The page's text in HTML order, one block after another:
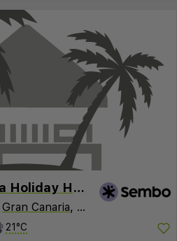
LIVVO Monte Carrera Holiday Homes
Gran Canaria, Espanja
21°C